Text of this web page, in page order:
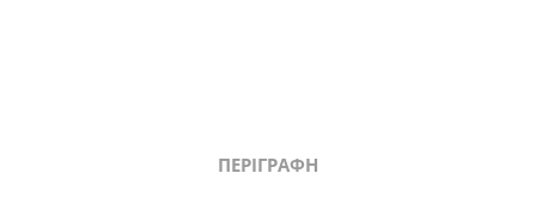
ΠΕΡΙΓΡΑΦΉ